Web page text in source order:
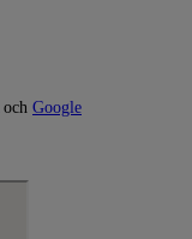
och Google